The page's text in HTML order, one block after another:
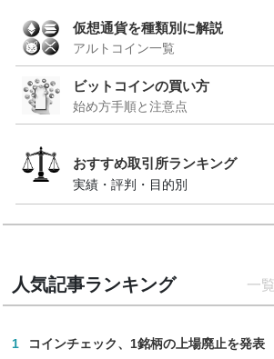
仮想通貨を種類別に解説
アルトコイン一覧
ビットコインの買い方
始め方手順と注意点
おすすめ取引所ランキング
実績・評判・目的別
人気記事ランキング 一覧
1 コインチェック、1銘柄の上場廃止を発表